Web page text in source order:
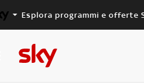
Esplora programmi e offerte